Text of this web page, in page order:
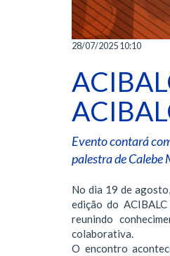
28/07/2025 10:10
Evento contará
palestra de Calebe
No dia 19 de
edição do
reunindo
colaborativa.
O encontro